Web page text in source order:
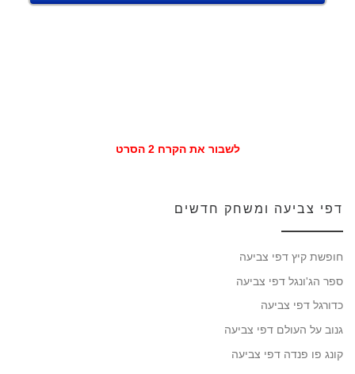
לשבור את הקרח 2 הסרט
דפי צביעה ומשחק חדשים
חופשת קיץ דפי צביעה
ספר הג'ונגל דפי צביעה
כדורגל דפי צביעה
גנוב על העולם דפי צביעה
קונג פו פנדה דפי צביעה